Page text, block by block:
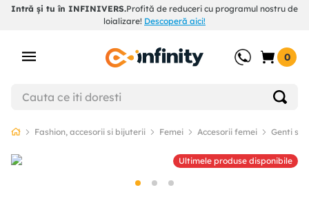
Intră și tu în INFINIVERS.Profită de reduceri cu programul nostru de
loializare! Descoperă aici!
0
Fashion, accesorii si bijuterii Femei Accesorii femei Genti si
Ultimele produse disponibile